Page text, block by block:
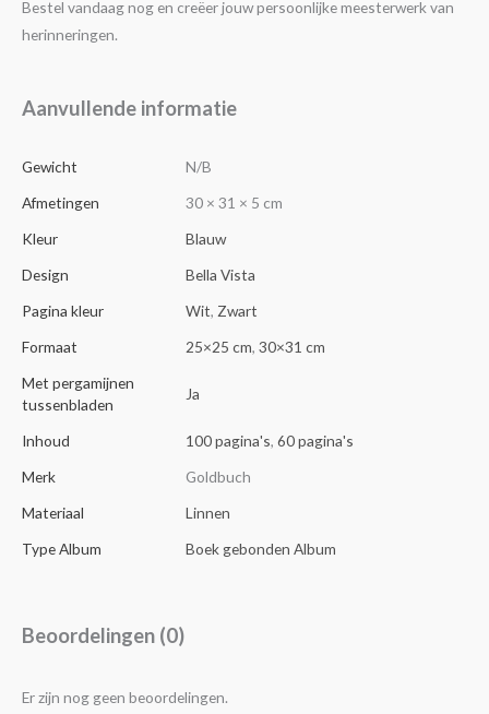
Bestel vandaag nog en creëer jouw persoonlijke meesterwerk van
herinneringen.
Aanvullende informatie
Gewicht
N/B
Afmetingen
30 × 31 × 5 cm
Kleur
Blauw
Design
Bella Vista
Pagina kleur
Wit, Zwart
Formaat
25×25 cm, 30×31 cm
Met pergamijnen
tussenbladen
Ja
Inhoud 100 pagina's, 60 pagina's
Merk
Goldbuch
Materiaal
Linnen
Type Album
Boek gebonden Album
Beoordelingen (0)
Er zijn nog geen beoordelingen.